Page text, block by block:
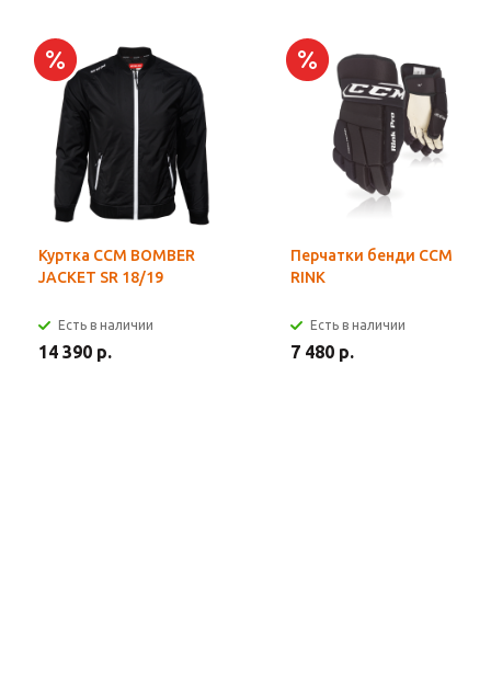
Куртка CCM BOMBER
JACKET SR 18/19
Есть в наличии
14 390 р.
Перчатки бенди CCM
RINK
Есть в наличии
7 480 р.